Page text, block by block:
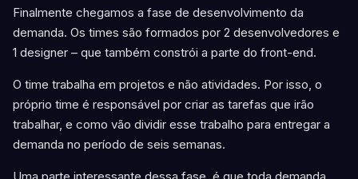
Finalmente chegamos a fase de desenvolvimento da
demanda. Os times são formados por 2 desenvolvedores e
1 designer – que também constrói a parte do front-end.
O time trabalha em projetos e não atividades. Por isso, o
próprio time é responsável por criar as tarefas que irão
trabalhar, e como vão dividir esse trabalho para entregar a
demanda no período de seis semanas.
Uma parte interessante dessa fase, é que toda demanda